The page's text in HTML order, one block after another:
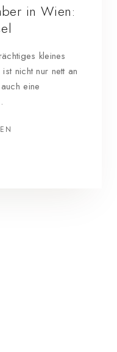
in Wien:
kleines
nicht nur nett an
eine